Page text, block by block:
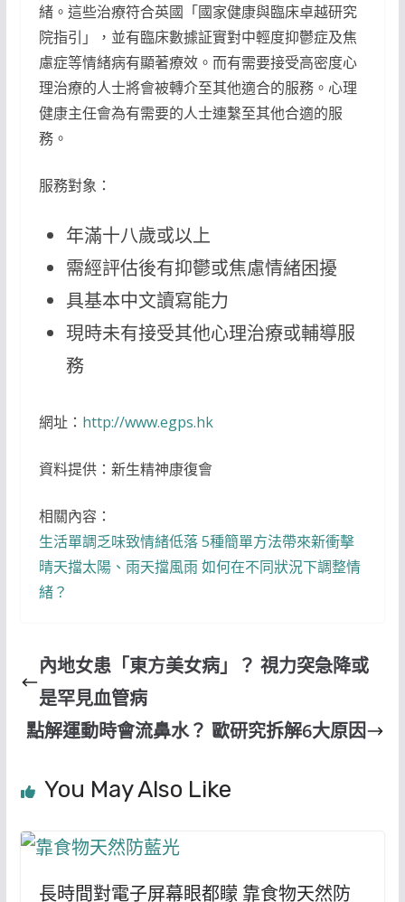
緒。這些治療符合英國「國家健康與臨床卓越研究
院指引」，並有臨床數據証實對中輕度抑鬱症及焦
慮症等情緒病有顯著療效。而有需要接受高密度心
理治療的人士將會被轉介至其他適合的服務。心理
健康主任會為有需要的人士連繫至其他合適的服
務。
服務對象：
年滿十八歲或以上
需經評估後有抑鬱或焦慮情緒困擾
具基本中文讀寫能力
現時未有接受其他心理治療或輔導服
務
網址： http://www.egps.hk
資料提供：新生精神康復會
相關內容：
生活單調乏味致情緒低落 5種簡單方法帶來新衝擊
晴天擋太陽、雨天擋風雨 如何在不同狀況下調整情
緒？
內地女患「東方美女病」？ 視力突急降或
是罕見血管病
點解運動時會流鼻水？ 歐研究拆解6大原因
You May Also Like
長時間對電子屏幕眼都矇 靠食物天然防